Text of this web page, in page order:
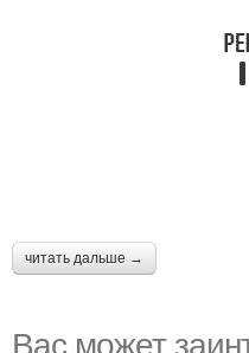
читать дальше →
Вас может